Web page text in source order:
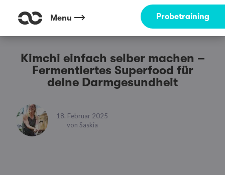
Menu Probetraining
Kimchi einfach selber machen –
Fermentiertes Superfood für
deine Darmgesundheit
18. Februar 2025
von Saskia